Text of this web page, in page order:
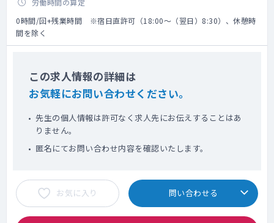
労働時間の算定
0時間/回+残業時間 ※宿日直許可（18:00～（翌日）8:30）、休憩時
間を除く
この求人情報の詳細は
お気軽にお問い合わせください。
先生の個人情報は許可なく求人先にお伝えすることはあ
りません。
匿名にてお問い合わせ内容を確認いたします。
お気に入り 問い合わせる